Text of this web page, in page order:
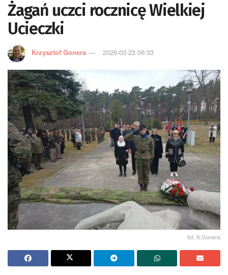
Żagań uczci rocznicę Wielkiej
Ucieczki
Krzysztof Gonera 2026-03-23 06:33
fot. K.Gonera